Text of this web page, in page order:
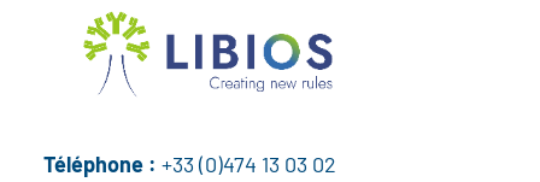
Téléphone : +33 (0)474 13 03 02